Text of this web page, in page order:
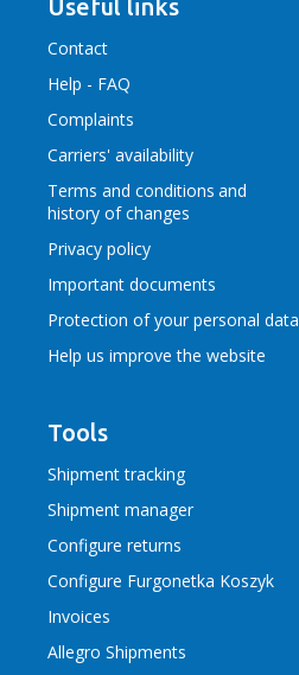
Useful links
Contact
Help - FAQ
Complaints
Carriers' availability
Terms and conditions and
history of changes
Privacy policy
Important documents
Protection of your personal data
Help us improve the website
Tools
Shipment tracking
Shipment manager
Configure returns
Configure Furgonetka Koszyk
Invoices
Allegro Shipments